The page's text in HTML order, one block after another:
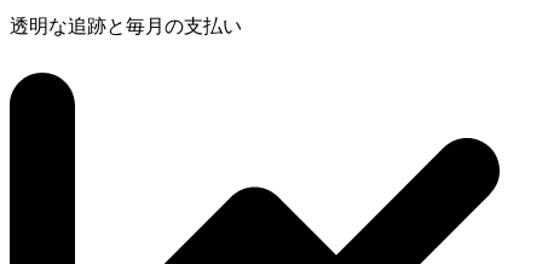
透明な追跡と毎月の支払い